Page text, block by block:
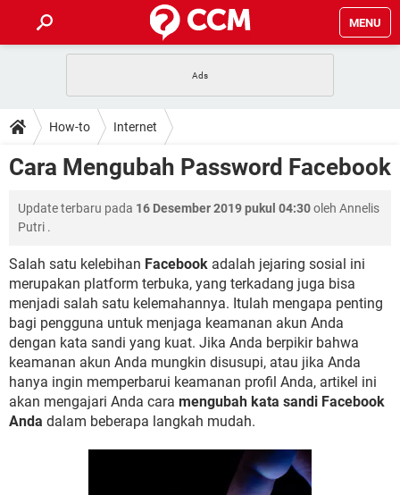
MENU
APLIKASI NONTON FILM & SERI
BUAT AKUN TIKTOK APLIKASI VIDEO-CALL
HOW-TO
SAFE MODE ANDROID
KODE RAHASIA NETFLIX
DOWNLOAD
TEWAS HOLDEM UNTUK IPHONE
FORUM
Reset Akun Facebook yang di-Hack
Front Office dan Back Office OOP - Data Enkapsulasi
Jenis-jenis Network atau Jaringan
How-to Internet
Cara Mengubah Password Facebook
Update terbaru pada 16 Desember 2019 pukul 04:30oleh Annelis
Putri .
Salah satu kelebihan Facebook adalah jejaring sosial ini
merupakan platform terbuka, yang terkadang juga bisa
menjadi salah satu kelemahannya. Itulah mengapa penting
bagi pengguna untuk menjaga keamanan akun Anda
dengan kata sandi yang kuat. Jika Anda berpikir bahwa
keamanan akun Anda mungkin disusupi, atau jika Anda
hanya ingin memperbarui keamanan profil Anda, artikel ini
akan mengajari Anda cara mengubah kata sandi Facebook
Anda dalam beberapa langkah mudah.